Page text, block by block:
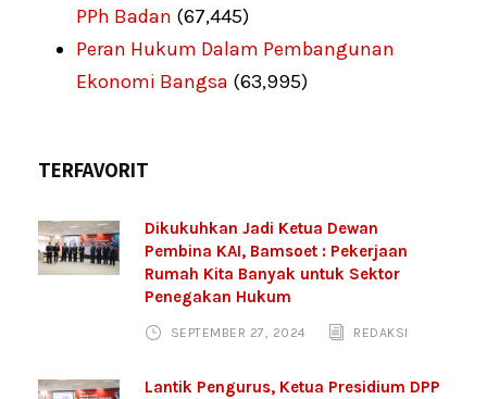
PPh Badan (67,445)
Peran Hukum Dalam Pembangunan
Ekonomi Bangsa (63,995)
TERFAVORIT
Dikukuhkan Jadi Ketua Dewan
Pembina KAI, Bamsoet : Pekerjaan
Rumah Kita Banyak untuk Sektor
Penegakan Hukum
SEPTEMBER 27, 2024 REDAKSI
Lantik Pengurus, Ketua Presidium DPP